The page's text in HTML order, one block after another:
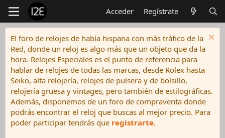
Acceder Regístrate
El foro de relojes de habla hispana con más tráfico de la
Red, donde un reloj es algo más que un objeto que da la
hora. Relojes Especiales es el punto de referencia para
hablar de relojes de todas las marcas, desde Rolex hasta
Seiko, alta relojería, relojes de pulsera y de bolsillo,
relojería gruesa y vintages, pero también de estilográficas.
Además, disponemos de un foro de compraventa donde
podrás encontrar el reloj que buscas al mejor precio. Para
poder participar tendrás que registrarte.